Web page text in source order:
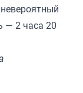
— 2 часа 20